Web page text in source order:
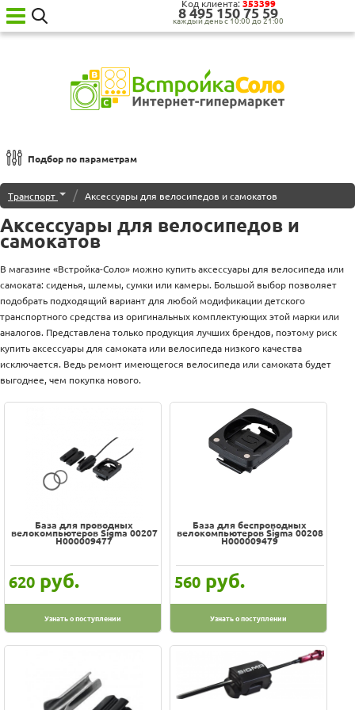
8‍ 4‍9‍5‍ 1‍5‍0‍ 7‍5‍ 5‍9‍
каждый день с 10:00 до 21:00
Код клиента: 353399
Ваш
техника
для
кухни
Бытовая
для
дома
Возврат
Подбор по параметрам
Сортировка по
По популярности
Наименованию
Новинкам
Дороже
100% гарантия цены и наличия
Производитель
Action
Baby Care
Транспорт / Аксессуары для велосипедов и самокатов
Аксессуары для велосипедов и
самокатов
В магазине «Встройка-Соло» можно купить аксессуары для велосипеда или
самоката: сиденья, шлемы, сумки или камеры. Большой выбор позволяет
подобрать подходящий вариант для любой модификации детского
транспортного средства из оригинальных комплектующих этой марки или
аналогов. Представлена только продукция лучших брендов, поэтому риск
купить аксессуары для самоката или велосипеда низкого качества
исключается. Ведь ремонт имеющегося велосипеда или самоката будет
выгоднее, чем покупка нового.
База для проводных
велокомпьютеров Sigma 00207
H000009477
620 руб.
Узнать о поступлении
База для беспроводных
велокомпьютеров Sigma 00208
H000009479
560 руб.
Узнать о поступлении